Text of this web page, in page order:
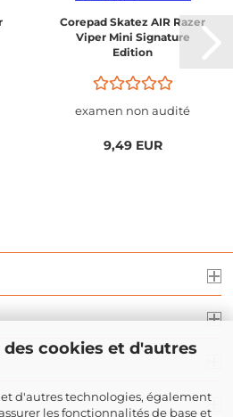
cookies et d'autres
d'autres technologies, également
les fonctionnalités de base et
Corepad Skatez AIR Razer
Viper Mini Signature
Edition
examen non audité
9,49 EUR